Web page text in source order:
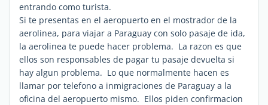
entrando como turista.
Si te presentas en el aeropuerto en el mostrador de la
aerolinea, para viajar a Paraguay con solo pasaje de ida,
la aerolinea te puede hacer problema. La razon es que
ellos son responsables de pagar tu pasaje devuelta si
hay algun problema. Lo que normalmente hacen es
llamar por telefono a inmigraciones de Paraguay a la
oficina del aeropuerto mismo. Ellos piden confirmacion